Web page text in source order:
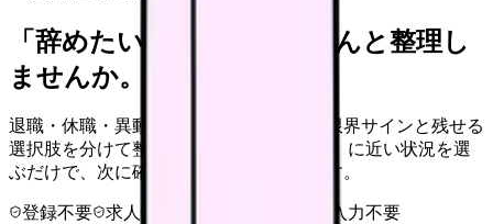
「辞めたい」を、カンゴさんと整理し
ませんか。
退職・休職・異動を急いで決める前に、限界サインと残せる
選択肢を分けて整理します。 「辞めたい」に近い状況を選
ぶだけで、次に確認することまで進めます。
登録不要 求人押し売りなし
病院名は入力不要